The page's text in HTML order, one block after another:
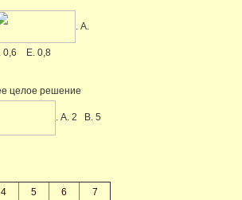
. А.
Е. 0,8
целое решение
. А. 2 В. 5
4 5 6 7